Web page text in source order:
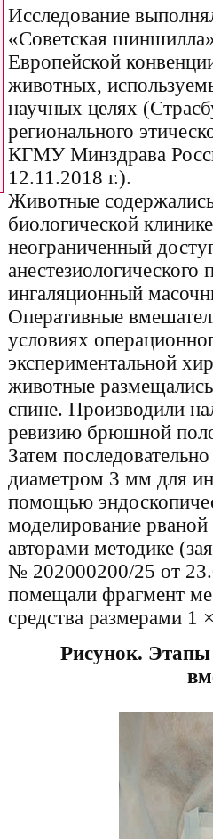
Исследование
«Советская
Европейской
животных,
научных целях
регионального
КГМУ Минздрава
12.11.2018 г.).
Животные
биологической
неограниченный
анестезиологического
ингаляционный
Оперативные
условиях
экспериментальной
животные
спине. Производили
ревизию брюшной
Затем
диаметром 3 мм для
помощью
моделирование
авторами методике
№ 202000200/25 от
помещали фрагмент
средства размерами 1
Рисунок. Этапы